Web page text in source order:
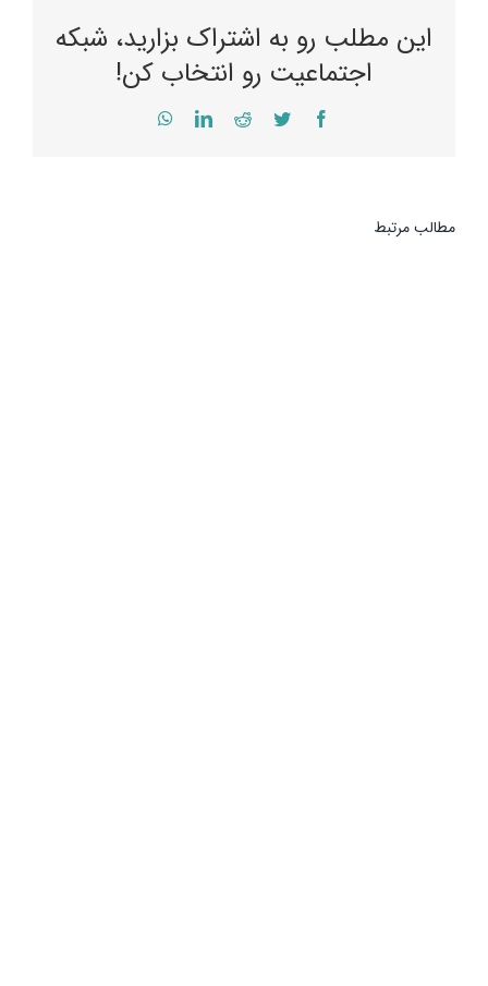
این مطلب رو به اشتراک بزارید، شبکه
اجتماعیت رو انتخاب کن!
Facebook
Twitter
Reddit
LinkedIn
WhatsApp
مطالب مرتبط